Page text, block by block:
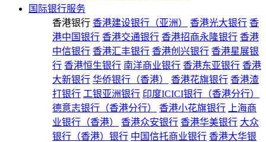
国际银行服务
香港银行 香港建设银行（亚洲） 香港光大银行 香
港中国银行 香港交通银行 香港招商永隆银行 香港
中信银行 香港汇丰银行 香港创兴银行 香港星展银
行 香港恒生银行 南洋商业银行 香港东亚银行 香港
大新银行 华侨银行（香港） 香港花旗银行 香港渣
打银行 工银亚洲银行 印度ICICI银行（香港分行）
德意志银行（香港分行）
香港小花旗银行
上海商
业银行（香港）
香港众安银行 香港华美银行 大众
银行（香港）银行 中国信托商业银行 香港大华银